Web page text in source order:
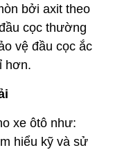
bởi axit theo
cọc thường
vệ đầu cọc ắc
hơn.
xe ôtô như:
hiểu kỹ và sử